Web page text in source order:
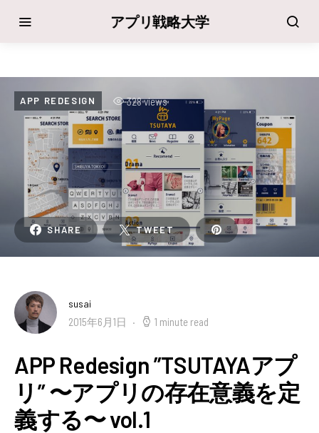
アプリ戦略大学
APP REDESIGN 328 views
SHARE TWEET
susai
2015年6月1日 1 minute read
APP Redesign ”TSUTAYAアプ
リ” 〜アプリの存在意義を定
義する〜 vol.1